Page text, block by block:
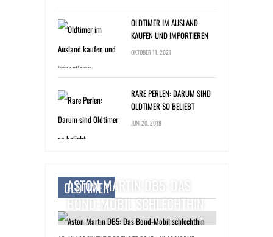
OLDTIMER IM AUSLAND
KAUFEN UND IMPORTIEREN
OKTOBER 11, 2021
RARE PERLEN: DARUM SIND
OLDTIMER SO BELIEBT
JUNI 20, 2018
OLDTIMER
ASTON MARTIN DB5: DAS
BOND-MOBIL SCHLECHTHIN